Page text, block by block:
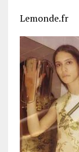
Lemonde.fr